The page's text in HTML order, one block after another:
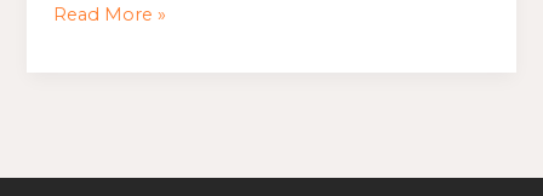
Read More »